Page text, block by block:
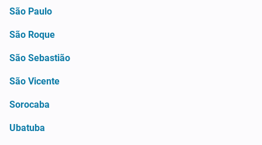
São Paulo
São Roque
São Sebastião
São Vicente
Sorocaba
Ubatuba